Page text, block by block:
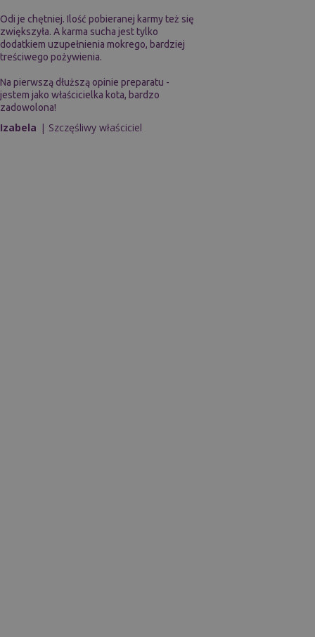
Odi je chętniej. Ilość pobieranej karmy też się
zwiększyła. A karma sucha jest tylko
dodatkiem uzupełnienia mokrego, bardziej
treściwego pożywienia.
Na pierwszą dłuższą opinie preparatu -
jestem jako właścicielka kota, bardzo
zadowolona!
Izabela | Szczęśliwy właściciel